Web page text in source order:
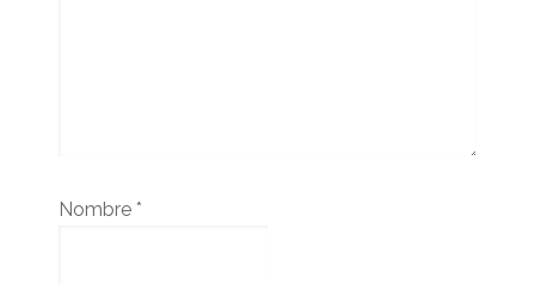
Nombre *